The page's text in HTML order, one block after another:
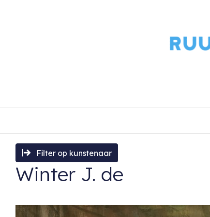
Filter op kunstenaar
Winter J. de